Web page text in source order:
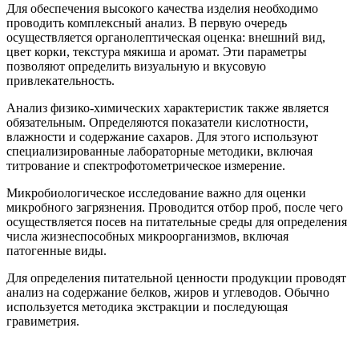
Для обеспечения высокого качества изделия необходимо
проводить комплексный анализ. В первую очередь
осуществляется органолептическая оценка: внешний вид,
цвет корки, текстура мякиша и аромат. Эти параметры
позволяют определить визуальную и вкусовую
привлекательность.
Анализ физико-химических характеристик также является
обязательным. Определяются показатели кислотности,
влажности и содержание сахаров. Для этого используют
специализированные лабораторные методики, включая
титрование и спектрофотометрическое измерение.
Микробиологическое исследование важно для оценки
микробного загрязнения. Проводится отбор проб, после чего
осуществляется посев на питательные среды для определения
числа жизнеспособных микроорганизмов, включая
патогенные виды.
Для определения питательной ценности продукции проводят
анализ на содержание белков, жиров и углеводов. Обычно
используется методика экстракции и последующая
гравиметрия.